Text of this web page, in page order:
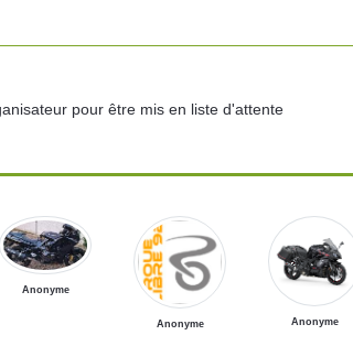
pour être mis en liste d'attente
Anonyme
()
Anonyme Anonyme